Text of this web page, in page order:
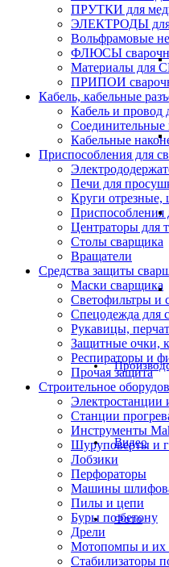
Видео
Фото
ПРУТКИ для
ЭЛЕКТРОДЫ для
Вольфрамовые
ФЛЮСЫ
Материалы для
ПРИПОИ
Кабель, кабельные
Кабель и провод
Соединительные
Кабельные
Приспособления для
Печи для
Круги отрезные,
Приспособления
Центраторы для
Столы сварщика
Вращатели
Средства защиты
Маски сварщика
Светофильтры и
Спецодежда для
Рукавицы,
Защитные очки,
Респираторы и
Прочая защита
Строительное
Станции
Инструменты
Шуруповерты и
Лобзики
Перфораторы
Машины
Пилы и цепи
Буры по бетону
Дрели
Мотопомпы и их
Стабилизаторы